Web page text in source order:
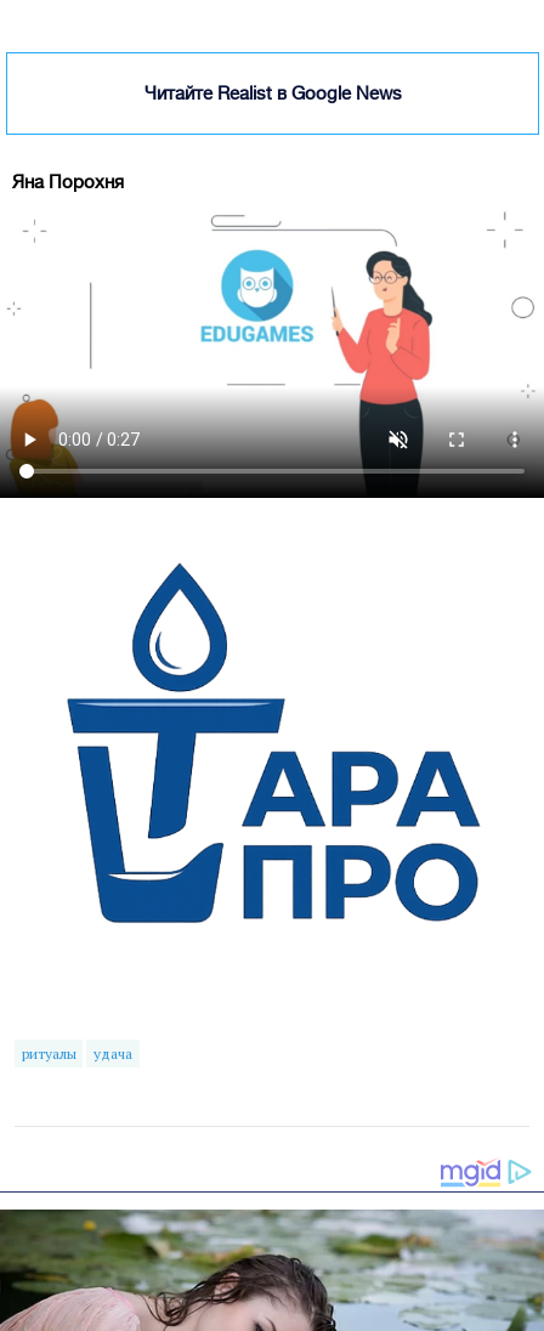
Читайте Realist в Google News
Яна Порохня
ритуалы удача